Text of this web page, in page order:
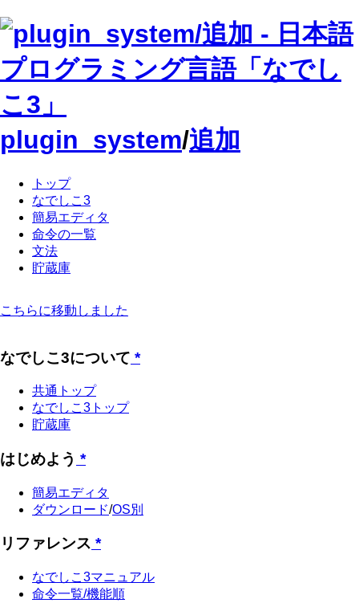
plugin_system/追加
トップ
なでしこ3
簡易エディタ
命令の一覧
文法
貯蔵庫
こちらに移動しました
なでしこ3について *
共通トップ
なでしこ3トップ
貯蔵庫
はじめよう *
簡易エディタ
ダウンロード/OS別
リファレンス *
なでしこ3マニュアル
命令一覧/機能順